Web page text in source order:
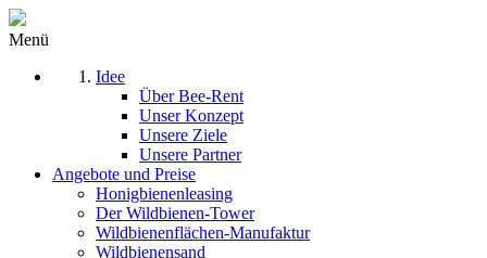
Menü
Idee
Über Bee-Rent
Unser Konzept
Unsere Ziele
Unsere Partner
Angebote und Preise
Honigbienenleasing
Der Wildbienen-Tower
Wildbienenflächen-Manufaktur
Wildbienensand